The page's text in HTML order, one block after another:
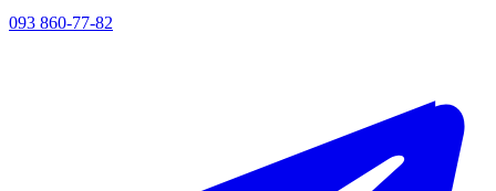
093 860-77-82